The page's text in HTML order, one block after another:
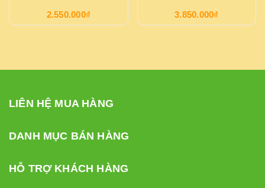
2.550.000₫ 3.850.000₫
LIÊN HỆ MUA HÀNG
DANH MỤC BÁN HÀNG
HỖ TRỢ KHÁCH HÀNG